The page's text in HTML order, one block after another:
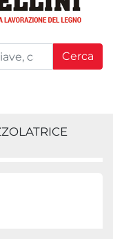
Cerca